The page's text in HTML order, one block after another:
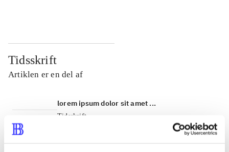
Tidsskrift
Artiklen er en del af
lorem ipsum dolor sit amet ...
Tidsskrift
Artiklerne i